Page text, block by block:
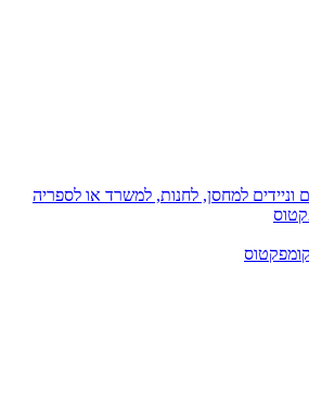
למחסן, לחנות, למשרד או לספריה